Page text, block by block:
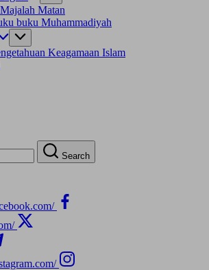
Matan
buku Muhammadiyah
Keagamaan Islam
Search